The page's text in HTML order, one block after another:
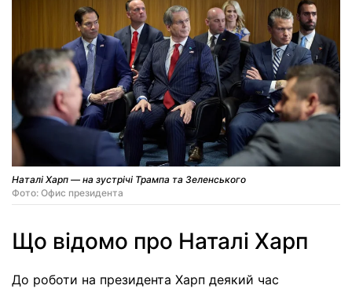
Наталі Харп — на зустрічі Трампа та Зеленського
Фото: Офис президента
Що відомо про Наталі Харп
До роботи на президента Харп деякий час